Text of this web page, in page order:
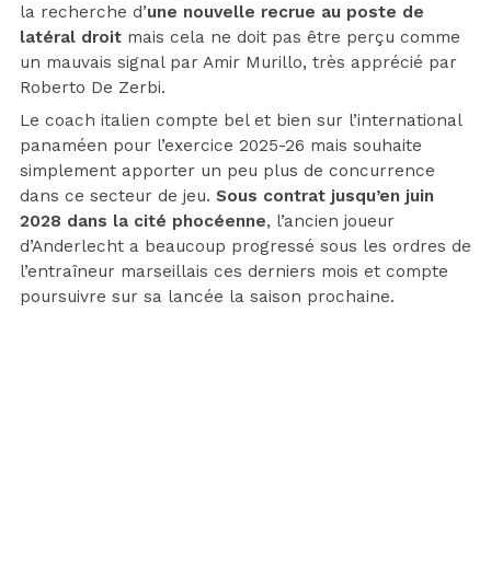
la recherche d’une nouvelle recrue au poste de
latéral droit mais cela ne doit pas être perçu comme
un mauvais signal par Amir Murillo, très apprécié par
Roberto De Zerbi.
Le coach italien compte bel et bien sur l’international
panaméen pour l’exercice 2025-26 mais souhaite
simplement apporter un peu plus de concurrence
dans ce secteur de jeu. Sous contrat jusqu’en juin
2028 dans la cité phocéenne, l’ancien joueur
d’Anderlecht a beaucoup progressé sous les ordres de
l’entraîneur marseillais ces derniers mois et compte
poursuivre sur sa lancée la saison prochaine.